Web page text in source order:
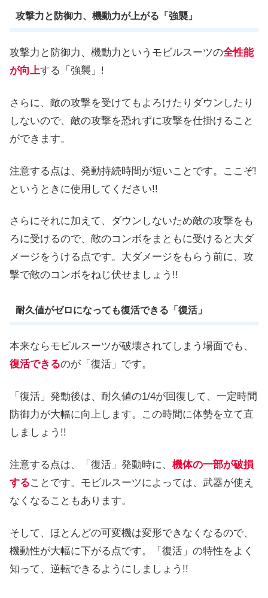
攻撃力と防御力、機動力が上がる「強襲」
攻撃力と防御力、機動力というモビルスーツの全性能
が向上する「強襲」!
さらに、敵の攻撃を受けてもよろけたりダウンしたり
しないので、敵の攻撃を恐れずに攻撃を仕掛けること
ができます。
注意する点は、発動持続時間が短いことです。ここぞ!
というときに使用してください!!
さらにそれに加えて、ダウンしないため敵の攻撃をも
ろに受けるので、敵のコンボをまともに受けると大ダ
メージをうける点です。大ダメージをもらう前に、攻
撃で敵のコンボをねじ伏せましょう!!
耐久値がゼロになっても復活できる「復活」
本来ならモビルスーツが破壊されてしまう場面でも、
復活できるのが「復活」です。
「復活」発動後は、耐久値の1/4が回復して、一定時間
防御力が大幅に向上します。この時間に体勢を立て直
しましょう!!
注意する点は、「復活」発動時に、 機体の一部が破損
することです。モビルスーツによっては、武器が使え
なくなることもあります。
そして、ほとんどの可変機は変形できなくなるので、
機動性が大幅に下がる点です。「復活」の特性をよく
知って、逆転できるようにしましょう!!